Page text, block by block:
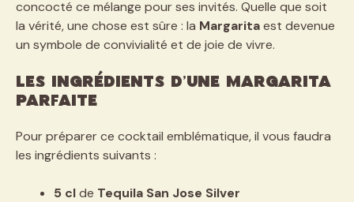
concocté ce mélange pour ses invités. Quelle que soit
la vérité, une chose est sûre : la Margaritaest devenue
un symbole de convivialité et de joie de vivre.
Les ingrédients d’une Margarita
parfaite
Pour préparer ce cocktail emblématique, il vous faudra
les ingrédients suivants :
5 clde Tequila San Jose Silver